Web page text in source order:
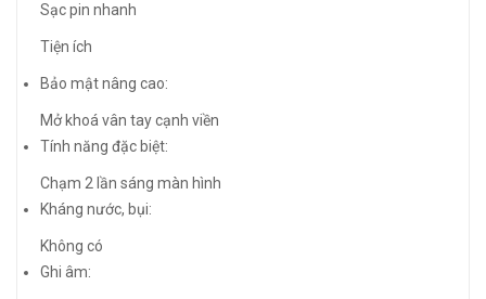
Sạc pin nhanh
Tiện ích
Bảo mật nâng cao:
Mở khoá vân tay cạnh viền
Tính năng đặc biệt:
Chạm 2 lần sáng màn hình
Kháng nước, bụi:
Không có
Ghi âm: